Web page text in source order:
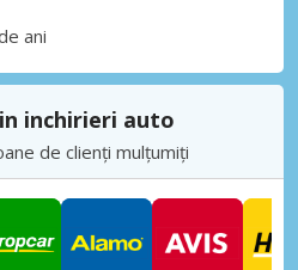
ani
inchirieri auto
de clienți mulțumiți